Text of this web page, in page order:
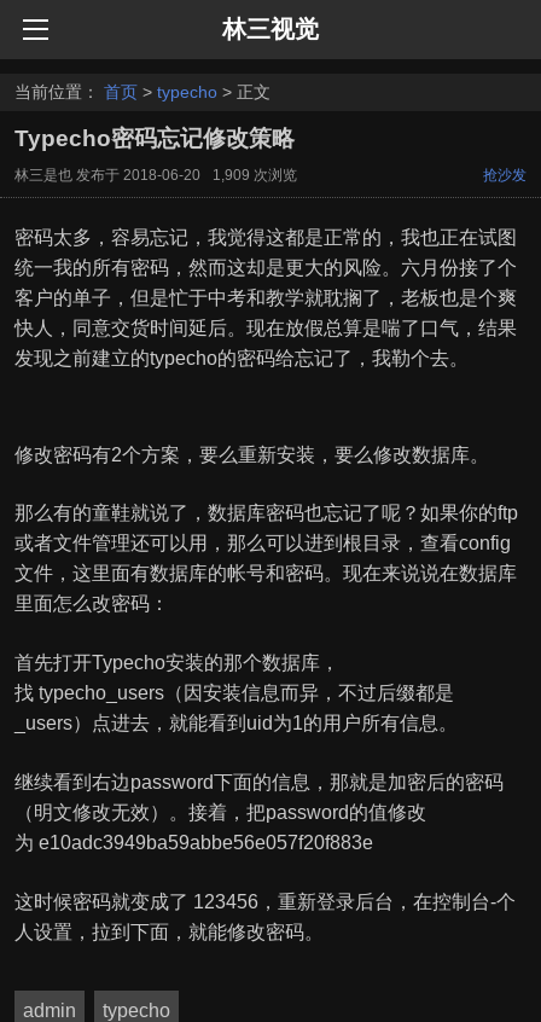
林三视觉
当前位置： 首页> typecho> 正文
Typecho密码忘记修改策略
林三是也发布于 2018-06-20 1,909 次浏览 抢沙发
密码太多，容易忘记，我觉得这都是正常的，我也正在试图
统一我的所有密码，然而这却是更大的风险。六月份接了个
客户的单子，但是忙于中考和教学就耽搁了，老板也是个爽
快人，同意交货时间延后。现在放假总算是喘了口气，结果
发现之前建立的typecho的密码给忘记了，我勒个去。
修改密码有2个方案，要么重新安装，要么修改数据库。
那么有的童鞋就说了，数据库密码也忘记了呢？如果你的ftp
或者文件管理还可以用，那么可以进到根目录，查看config
文件，这里面有数据库的帐号和密码。现在来说说在数据库
里面怎么改密码：
首先打开Typecho安装的那个数据库，
找 typecho_users（因安装信息而异，不过后缀都是
_users）点进去，就能看到uid为1的用户所有信息。
继续看到右边password下面的信息，那就是加密后的密码
（明文修改无效）。接着，把password的值修改
为 e10adc3949ba59abbe56e057f20f883e
这时候密码就变成了 123456，重新登录后台，在控制台-个
人设置，拉到下面，就能修改密码。
admin typecho